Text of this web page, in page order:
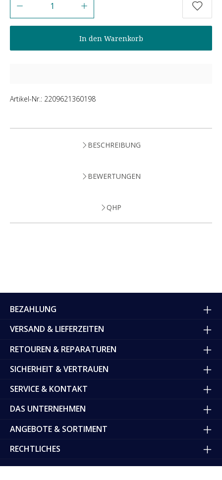
In den Warenkorb
Artikel-Nr.: 2209621360198
BESCHREIBUNG
BEWERTUNGEN
QHP
BEZAHLUNG
VERSAND & LIEFERZEITEN
RETOUREN & REPARATUREN
SICHERHEIT & VERTRAUEN
SERVICE & KONTAKT
DAS UNTERNEHMEN
ANGEBOTE & SORTIMENT
RECHTLICHES